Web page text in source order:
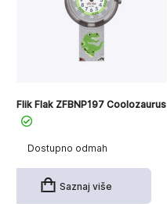
Dostupno odmah
Flik Flak ZFBNP197 Coolozaurus
Saznaj više